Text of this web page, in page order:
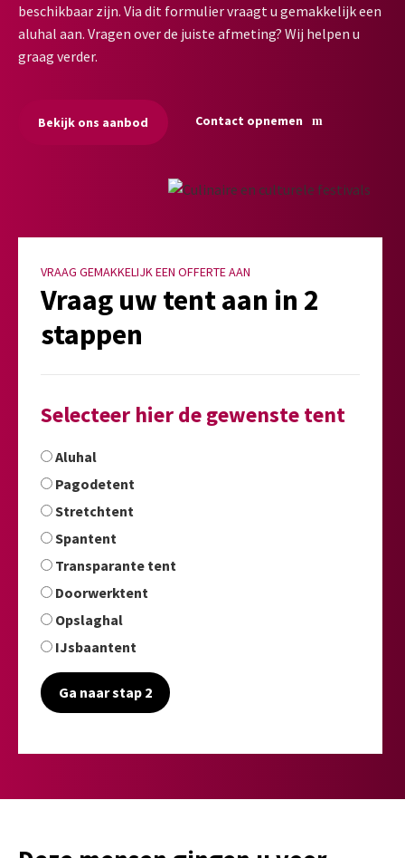
beschikbaar zijn. Via dit formulier vraagt u gemakkelijk een
aluhal aan. Vragen over de juiste afmeting? Wij helpen u
graag verder.
Bekijk ons aanbod Contact opnemen
VRAAG GEMAKKELIJK EEN OFFERTE AAN
Vraag uw tent aan in 2
stappen
Selecteer hier de gewenste tent
Aluhal
Pagodetent
Stretchtent
Spantent
Transparante tent
Doorwerktent
Opslaghal
IJsbaantent
Ga naar stap 2